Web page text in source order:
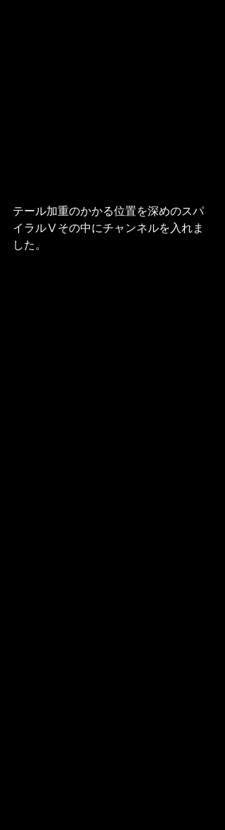
テール加重のかかる位置を深めのスパ
イラルⅤその中にチャンネルを入れま
した。